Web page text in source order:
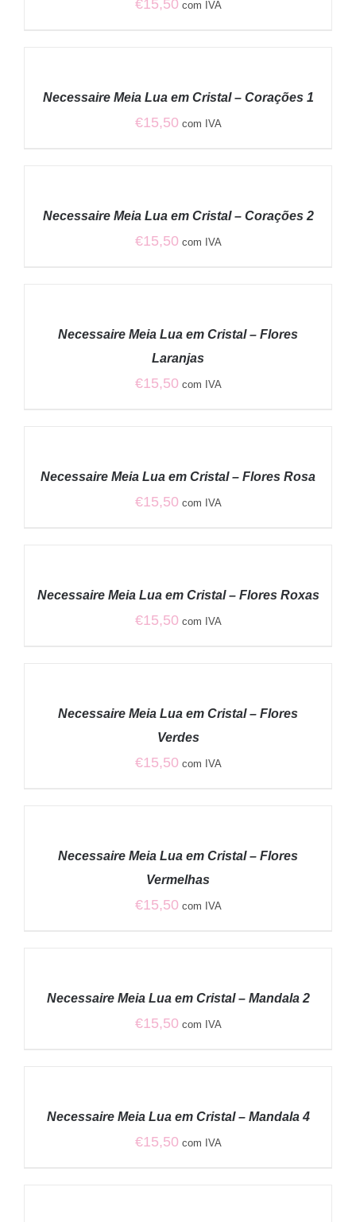
€15,50 com IVA
DETALHES
Necessaire Meia Lua em Cristal – Corações 1
€15,50 com IVA
DETALHES
Necessaire Meia Lua em Cristal – Corações 2
€15,50 com IVA
DETALHESNecessaire Meia Lua em Cristal – Flores
Laranjas
€15,50 com IVA
DETALHES
Necessaire Meia Lua em Cristal – Flores Rosa
€15,50 com IVA
DETALHES
Necessaire Meia Lua em Cristal – Flores Roxas
€15,50 com IVA
DETALHESNecessaire Meia Lua em Cristal – Flores
Verdes
€15,50 com IVA
DETALHESNecessaire Meia Lua em Cristal – Flores
Vermelhas
€15,50 com IVA
DETALHES
Necessaire Meia Lua em Cristal – Mandala 2
€15,50 com IVA
DETALHES
Necessaire Meia Lua em Cristal – Mandala 4
€15,50 com IVA